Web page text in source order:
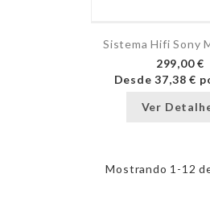
Sistema Hifi Sony
299,00 €
Desde37,38 €
Ver
Mostrando 1-12